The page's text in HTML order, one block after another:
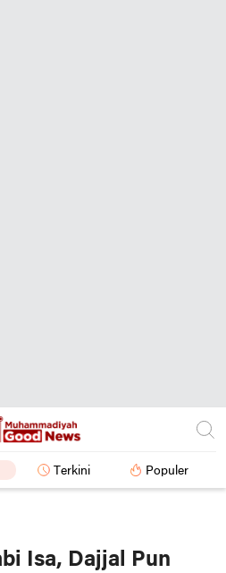
Terkini Populer
Isa, Dajjal Pun